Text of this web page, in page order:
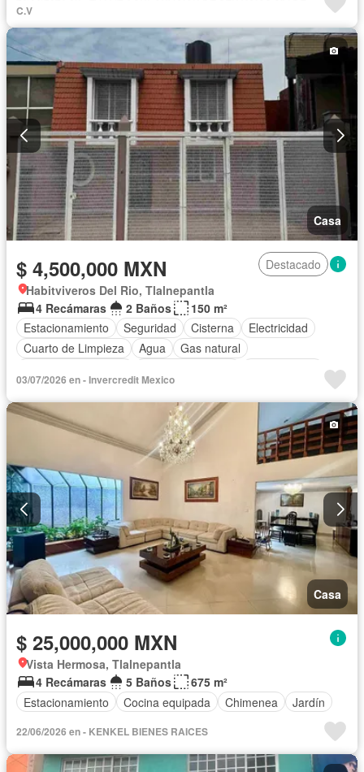
C.V
Casa
$ 4,500,000 MXN
Destacado
Habitviveros Del Rio, Tlalnepantla
4 Recámaras
2 Baños
150 m²
Estacionamiento
Seguridad Cisterna
Electricidad
Cuarto de Limpieza
Agua
Gas natural
03/07/2026 en - Invercredit Mexico
Casa
$ 25,000,000 MXN
Vista Hermosa, Tlalnepantla
4 Recámaras
5 Baños
675 m²
Estacionamiento
Cocina equipada Chimenea Jardín
22/06/2026 en - KENKEL BIENES RAICES